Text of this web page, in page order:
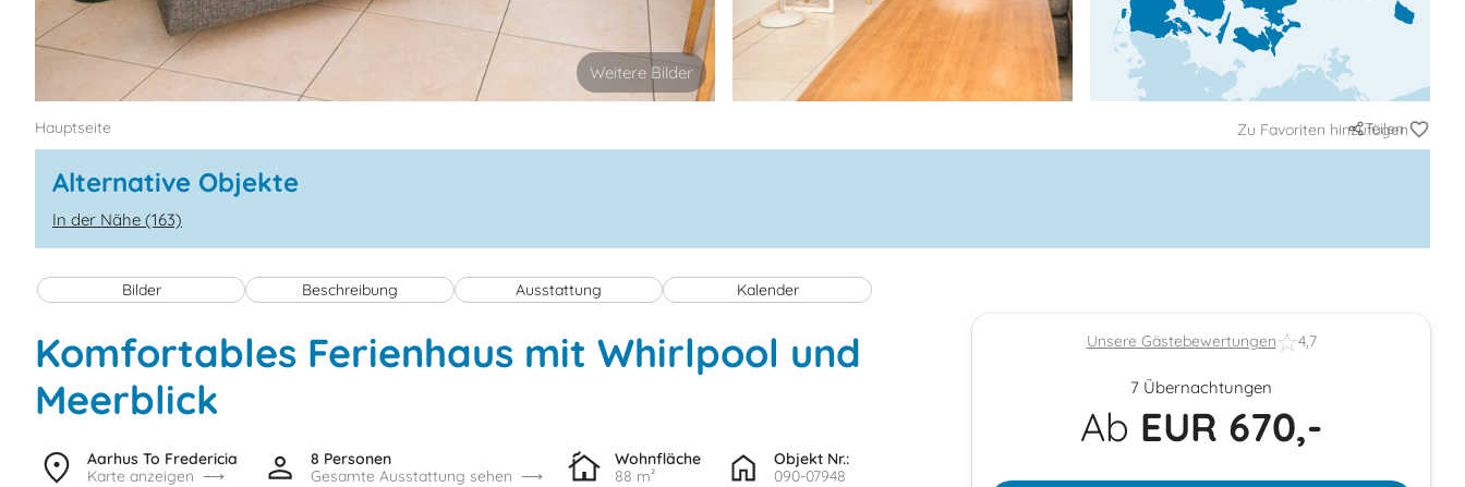
Hauptseite Zu Favoriten hinzufügen
Teilen
Alternative Objekte
In der Nähe (163)
Bilder Beschreibung Ausstattung Kalender
Komfortables Ferienhaus mit Whirlpool und
Meerblick
Aarhus To Fredericia
Karte anzeigen
8 Personen
Gesamte Ausstattung sehen
Wohnfläche
88 m²
Objekt Nr.:
090-07948
Unsere Gästebewertungen 4,7
7 Übernachtungen
Ab EUR 670,-